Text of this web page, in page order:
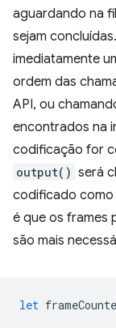
aguardando na
sejam
imediatamente
ordem das
API, ou
encontrados na
codificação for
output() será
codificado
é que os frames
são mais
let